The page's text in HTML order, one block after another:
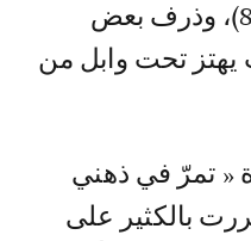
هدفين (الدقيقتين 39 و80)، وذرف بعض
يهتز تحت وابل من
« تمرّ في ذهني
بالكثير على